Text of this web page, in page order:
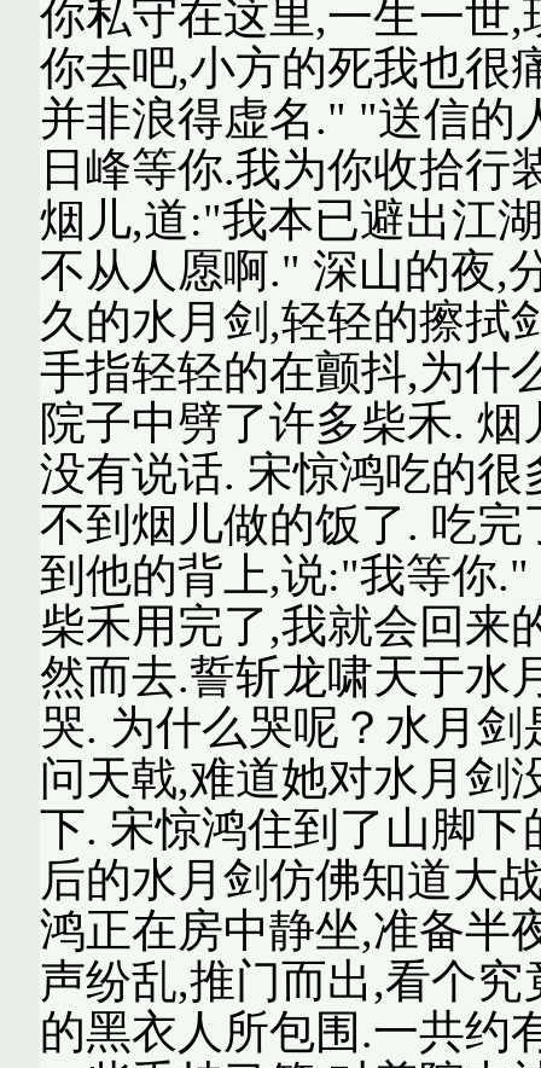
你私守在这里,一生一世
你去吧,小方的死我也很
并非浪得虚名." "送信的
日峰等你.我为你收拾行
烟儿,道:"我本已避出江
不从人愿啊." 深山的夜,
久的水月剑,轻轻的擦拭
手指轻轻的在颤抖,为什
院子中劈了许多柴禾.
没有说话. 宋惊鸿吃的
不到烟儿做的饭了. 吃
到他的背上,说:"我等你
柴禾用完了,我就会回来
然而去.誓斩龙啸天于水
哭. 为什么哭呢？水月
问天戟,难道她对水月剑
下. 宋惊鸿住到了山脚
后的水月剑仿佛知道大
鸿正在房中静坐,准备半
声纷乱,推门而出,看个
的黑衣人所包围.一共约